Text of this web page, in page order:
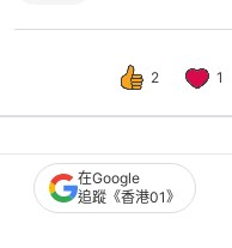
2 1
港聞 突發
在Google
追蹤《香港01》